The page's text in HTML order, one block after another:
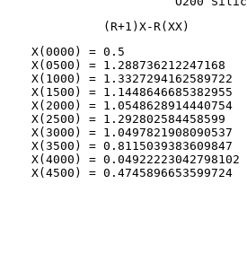
X(0000) = 0.5
X(0500) = 1.288736212247168
X(1000) = 1.3327294162589722
X(1500) = 1.1448646685382955
X(2000) = 1.0548628914440754
X(2500) = 1.292802584458599
X(3000) = 1.0497821908090537
X(3500) = 0.8115039383609847
X(4000) =